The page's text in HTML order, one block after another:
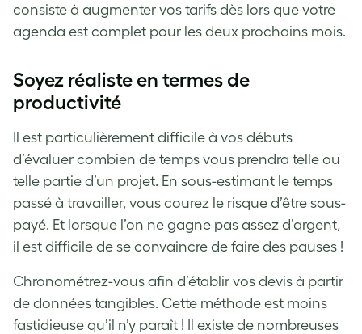
consiste à augmenter vos tarifs dès lors que votre
agenda est complet pour les deux prochains mois.
Soyez réaliste en termes de
productivité
Il est particulièrement difficile à vos débuts
d’évaluer combien de temps vous prendra telle ou
telle partie d’un projet. En sous-estimant le temps
passé à travailler, vous courez le risque d’être sous-
payé. Et lorsque l’on ne gagne pas assez d’argent,
il est difficile de se convaincre de faire des pauses !
Chronométrez-vous afin d’établir vos devis à partir
de données tangibles. Cette méthode est moins
fastidieuse qu’il n’y paraît ! Il existe de nombreuses